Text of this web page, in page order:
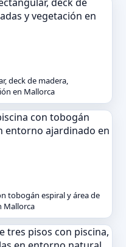
deck de madera,
en Mallorca
tobogán espiral y área de
Mallorca